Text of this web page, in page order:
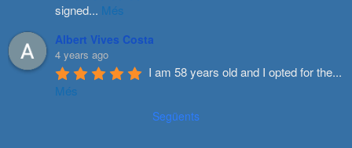
signed... Més
Albert Vives Costa
4 years ago
I am 58 years old and I opted for the...
Més
Següents